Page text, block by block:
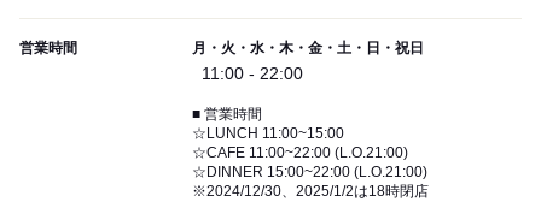
営業時間 月・火・水・木・金・土・日・祝日
11:00 - 22:00
■ 営業時間
☆LUNCH 11:00~15:00
☆CAFE 11:00~22:00 (L.O.21:00)
☆DINNER 15:00~22:00 (L.O.21:00)
※2024/12/30、2025/1/2は18時閉店